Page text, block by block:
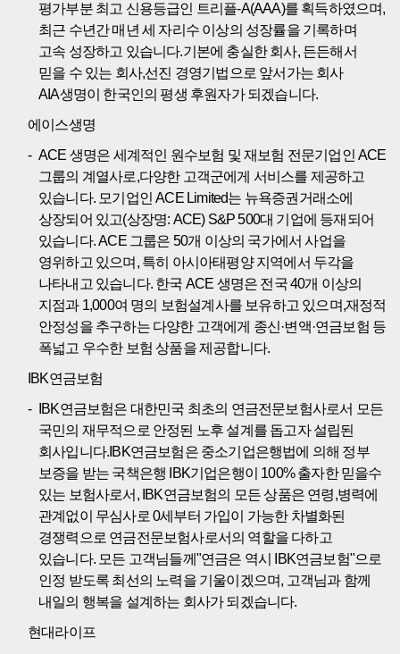
평가부분 최고 신용등급인 트리플-A(AAA)를 획득하였으며,
최근 수년간 매년 세 자리수 이상의 성장률을 기록하며
고속 성장하고 있습니다.기본에 충실한 회사, 든든해서
믿을 수 있는 회사,선진 경영기법으로 앞서가는 회사
AIA생명이 한국인의 평생 후원자가 되겠습니다.
에이스생명
ACE 생명은 세계적인 원수보험 및 재보험 전문기업인 ACE
그룹의 계열사로,다양한 고객군에게 서비스를 제공하고
있습니다. 모기업인 ACE Limited는 뉴욕증권거래소에
상장되어 있고(상장명: ACE) S&P 500대 기업에 등재되어
있습니다. ACE 그룹은 50개 이상의 국가에서 사업을
영위하고 있으며, 특히 아시아태평양 지역에서 두각을
나타내고 있습니다. 한국 ACE 생명은 전국 40개 이상의
지점과 1,000여 명의 보험설계사를 보유하고 있으며,재정적
안정성을 추구하는 다양한 고객에게 종신·변액·연금보험 등
폭넓고 우수한 보험 상품을 제공합니다.
IBK연금보험
IBK연금보험은 대한민국 최초의 연금전문보험사로서 모든
국민의 재무적으로 안정된 노후 설계를 돕고자 설립된
회사입니다.IBK연금보험은 중소기업은행법에 의해 정부
보증을 받는 국책은행 IBK기업은행이 100% 출자한 믿을수
있는 보험사로서, IBK연금보험의 모든 상품은 연령,병력에
관계없이 무심사로 0세부터 가입이 가능한 차별화된
경쟁력으로 연금전문보험사로서의 역할을 다하고
있습니다. 모든 고객님들께"연금은 역시 IBK연금보험"으로
인정 받도록 최선의 노력을 기울이겠으며, 고객님과 함께
내일의 행복을 설계하는 회사가 되겠습니다.
현대라이프